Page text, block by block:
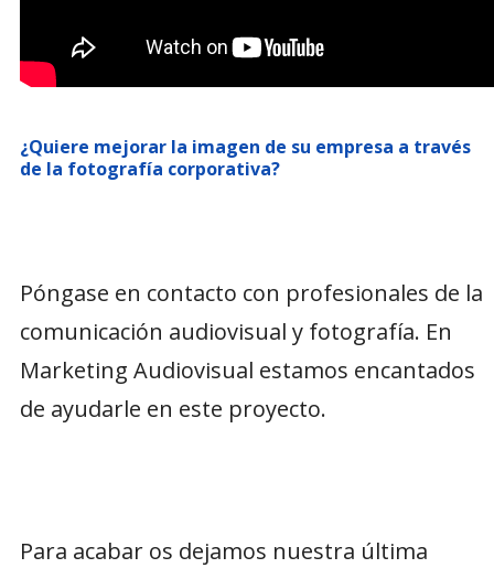
¿Quiere mejorar la imagen de su empresa a través
de la fotografía corporativa?
Póngase en contacto con profesionales de la
comunicación audiovisual y fotografía. En
Marketing Audiovisual estamos encantados
de ayudarle en este proyecto.
Para acabar os dejamos nuestra última